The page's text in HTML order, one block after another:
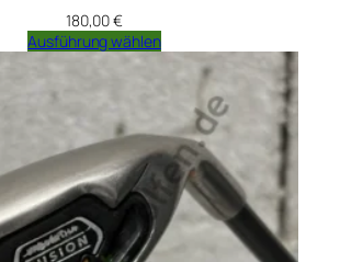
180,00€
Ausführung wählen